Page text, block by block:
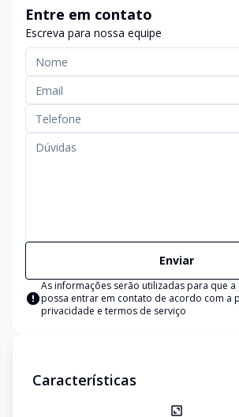
Entre em contato
Escreva para nossa equipe
Enviar
As informações serão utilizadas para que a
possa entrar em contato de acordo com a
privacidade e termos de serviço
Características